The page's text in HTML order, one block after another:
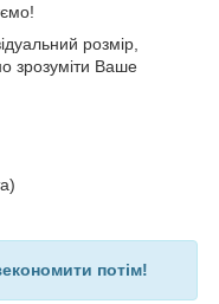
розмір,
зрозуміти Ваше
потім!